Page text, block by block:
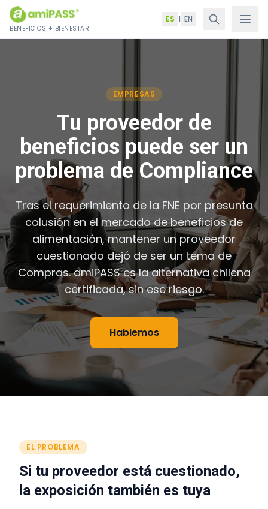
Saltar al contenido
BENEFICIOS + BIENESTAR
ES | EN
EMPRESAS
Tu proveedor de
beneficios puede ser un
problema de Compliance
Tras el requerimiento de la FNE por presunta
colusión en el mercado de beneficios de
alimentación, mantener un proveedor
cuestionado dejó de ser un tema de
Compras. amiPASS es la alternativa chilena
certificada, sin ese riesgo.
Hablemos
EL PROBLEMA
Si tu proveedor está cuestionado,
la exposición también es tuya